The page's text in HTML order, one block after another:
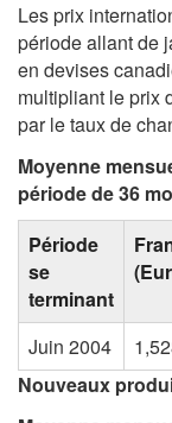
Les prix
période allant de
en devises
multipliant le prix
par le taux de
Moyenne
période de 36
Période
se
terminant
Juin 2004
Nouveaux